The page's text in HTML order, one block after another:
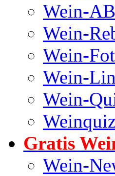
Wein-
Wein-
Wein-
Wein-
Wein-
Gratis
Wein-